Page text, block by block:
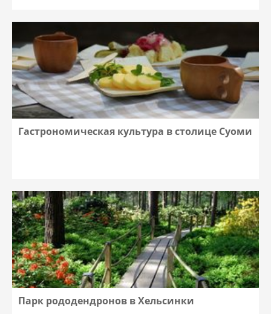
Гастрономическая культура в столице Суоми
Парк рододендронов в Хельсинки